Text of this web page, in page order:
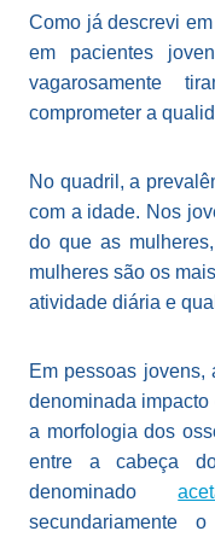
Como já descrevi
em pacientes
vagarosamente
comprometer a
No quadril, a
com a idade. Nos
do que as
mulheres são os
atividade diária e
Em pessoas jovens,
denominada impacto
a morfologia dos
entre a cabeça
denominado
secundariamente